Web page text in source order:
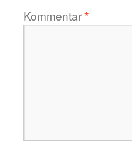
Kommentar*